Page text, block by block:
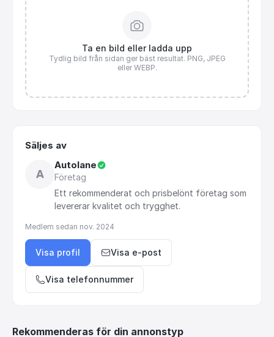
Ta en bild eller ladda upp
Tydlig bild från sidan ger bäst resultat. PNG, JPEG
eller WEBP.
Säljes av
A
Autolane
Företag
Ett rekommenderat och prisbelönt företag som
levererar kvalitet och trygghet.
Medlem sedan nov. 2024
Visa profil Visa e-post
Visa telefonnummer
Rekommenderas för din annonstyp